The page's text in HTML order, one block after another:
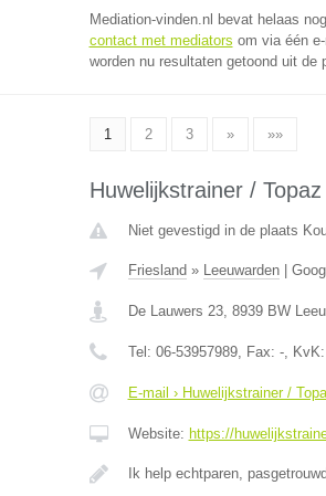
Mediation-vinden.nl bevat helaas
contact met mediators om via één
worden nu resultaten getoond uit de
1 2 3 » »»
Huwelijkstrainer /
Niet gevestigd in de plaats
Friesland » Leeuwarden|
De Lauwers 23, 8939 BW
Tel: 06-53957989, Fax: -, KvK:
E-mail › Huwelijkstrainer /
Website: https://
Ik help echtparen,